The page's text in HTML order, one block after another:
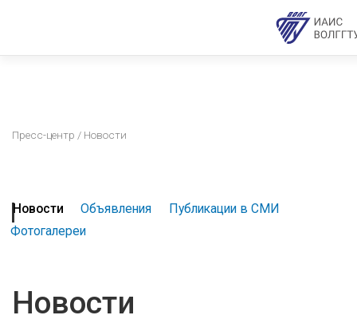
Пресс-центр / Новости
Новости Объявления
Публикации в СМИ
Фотогалереи
Новости